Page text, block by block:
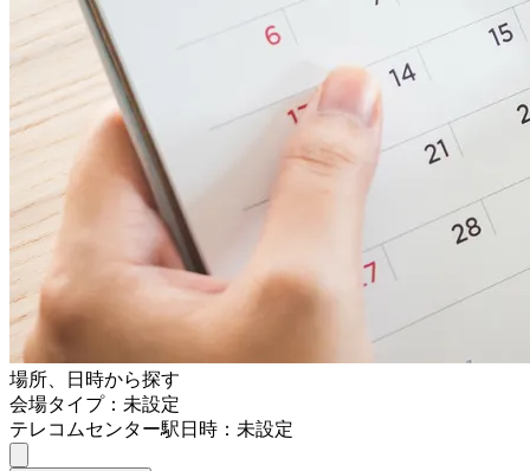
場所、日時から探す
会場タイプ：未設定
テレコムセンター駅日時：未設定